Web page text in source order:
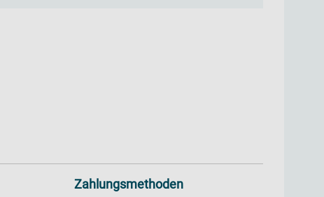
Zahlungsmethoden